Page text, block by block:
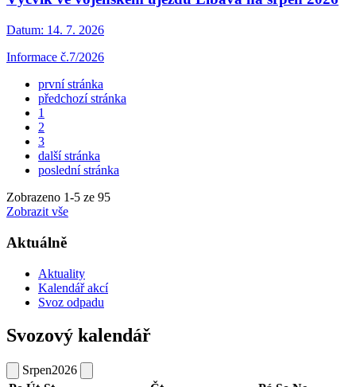
Datum: 14. 7. 2026
Informace č.7/2026
první stránka
předchozí stránka
1
2
3
další stránka
poslední stránka
Zobrazeno 1-5 ze 95
Zobrazit vše
Aktuálně
Aktuality
Kalendář akcí
Svoz odpadu
Svozový kalendář
Srpen2026